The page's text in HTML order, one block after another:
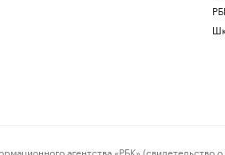
агентства «РБК» (свидетельство о